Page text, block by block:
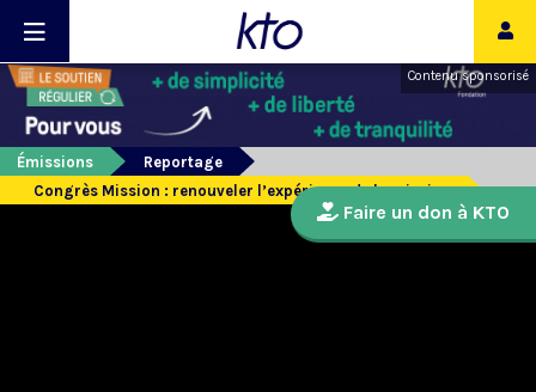
Contenu sponsorisé
Émissions
Reportage
Congrès Mission : renouveler l’expérience de la mission
Faire un don à KTO